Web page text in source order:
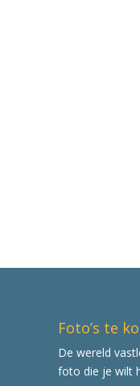
Foto’s te
De wereld
foto die je wilt